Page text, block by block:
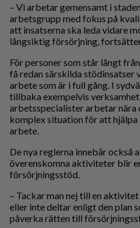
– Vi arbetar gemensamt i
arbetsgrupp med fokus på
att insatserna ska leda vidare
långsiktig försörjning,
För personer som står långt
få redan särskilda stödinsatser
arbete som är i full gång. I
tillbaka exempelvis
arbetsspecialister arbetar nära
komplex situation för att
arbete.
De nya reglerna innebär också
överenskomna aktiviteter blir
försörjningsstöd.
– Tackar man nej till en
eller inte deltar enligt den plan
påverka rätten till